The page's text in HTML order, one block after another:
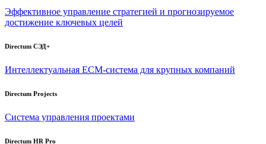
Эффективное управление стратегией и прогнозируемое
достижение ключевых целей
Directum СЭД+
Интеллектуальная ECM-система для крупных компаний
Directum Projects
Система управления проектами
Directum HR Pro